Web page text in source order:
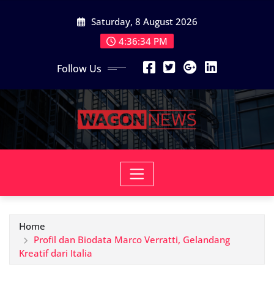
Saturday, 8 August 2026
4:36:36 PM
Follow Us
Home
Profil dan Biodata Marco Verratti, Gelandang
Kreatif dari Italia